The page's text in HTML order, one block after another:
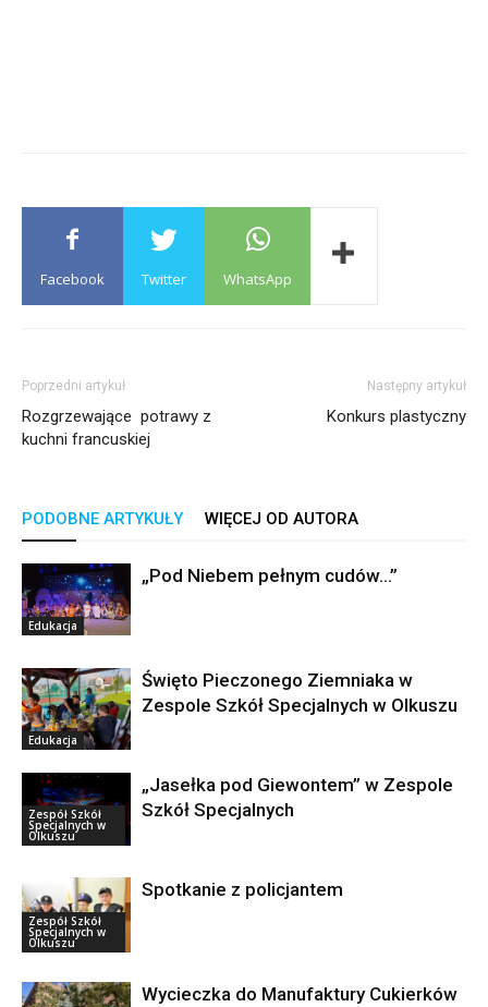
Facebook Twitter WhatsApp
Poprzedni artykuł
Rozgrzewające potrawy z
kuchni francuskiej
Następny artykuł
Konkurs plastyczny
PODOBNE ARTYKUŁY WIĘCEJ OD AUTORA
Edukacja
„Pod Niebem pełnym cudów…”
Edukacja
Święto Pieczonego Ziemniaka w
Zespole Szkół Specjalnych w Olkuszu
Zespół Szkół
Specjalnych w
Olkuszu
„Jasełka pod Giewontem’’ w Zespole
Szkół Specjalnych
Zespół Szkół
Specjalnych w
Olkuszu
Spotkanie z policjantem
Wycieczka do Manufaktury Cukierków